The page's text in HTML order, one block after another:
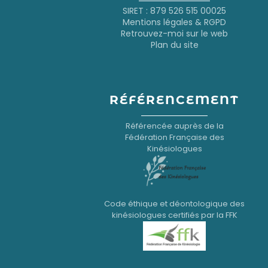
SIRET : 879 526 515 00025
Mentions légales & RGPD
Retrouvez-moi sur le web
Plan du site
RÉFÉRENCEMENT
Référencée auprès de la
Fédération Française des
Kinésiologues
Code éthique et déontologique des
kinésiologues certifiés par la FFK